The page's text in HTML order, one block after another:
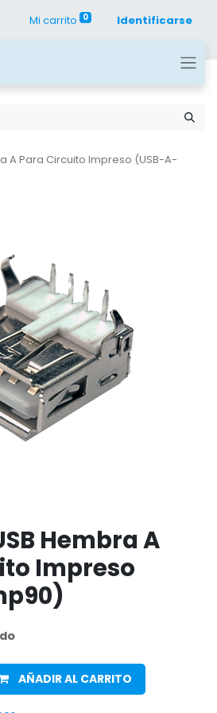
Mi carrito 0 Identificarse
A Para Circuito Impreso (USB-A-
Hembra A
Impreso
AÑADIR AL CARRITO